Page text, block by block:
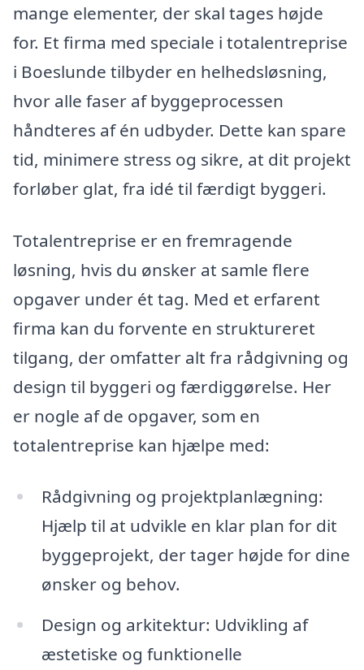
mange elementer, der skal tages højde
for. Et firma med speciale i totalentreprise
i Boeslunde tilbyder en helhedsløsning,
hvor alle faser af byggeprocessen
håndteres af én udbyder. Dette kan spare
tid, minimere stress og sikre, at dit projekt
forløber glat, fra idé til færdigt byggeri.
Totalentreprise er en fremragende
løsning, hvis du ønsker at samle flere
opgaver under ét tag. Med et erfarent
firma kan du forvente en struktureret
tilgang, der omfatter alt fra rådgivning og
design til byggeri og færdiggørelse. Her
er nogle af de opgaver, som en
totalentreprise kan hjælpe med:
Rådgivning og projektplanlægning:
Hjælp til at udvikle en klar plan for dit
byggeprojekt, der tager højde for dine
ønsker og behov.
Design og arkitektur: Udvikling af
æstetiske og funktionelle